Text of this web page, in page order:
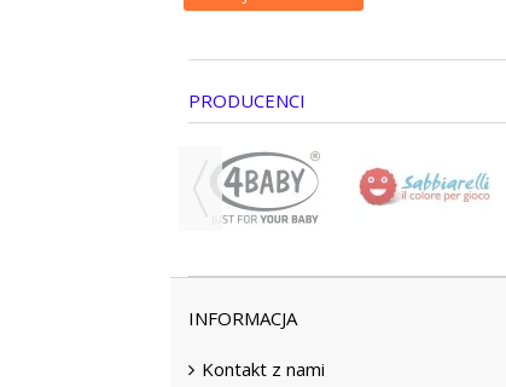
PRODUCENCI
INFORMACJA
Kontakt z nami